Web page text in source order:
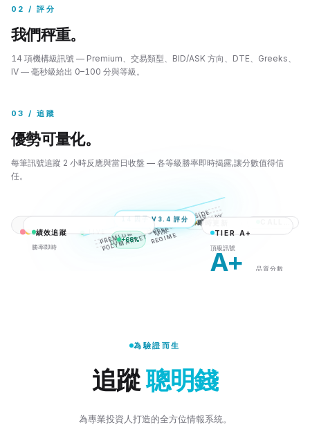
02 / 評分
我們秤重。
14 項機構級訊號 — Premium、交易類型、BID/ASK 方向、DTE、Greeks、
IV — 毫秒級給出 0–100 分與等級。
03 / 追蹤
優勢可量化。
每筆訊號追蹤 2 小時反應與當日收盤 — 各等級勝率即時揭露,讓分數值得信
任。
// scan all options, every tick
全市場選擇權
每張合約
即時更新
逐筆 Tick Bid · Ask 方向
14 因子 V3.4 評分
PREMIUM
TRADE
TYPE
SIDE
DTE
GREEKS
IV
POLYMARKET
VIX
REGI
ME
CATEGORY
TIER A+
頂級訊號
A+ 品質分數
績效追蹤
勝率即時
+68%
為驗證而生
追蹤聰明錢
為專業投資人打造的全方位情報系統。